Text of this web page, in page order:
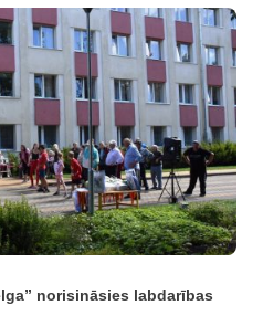
norisināsies labdarības